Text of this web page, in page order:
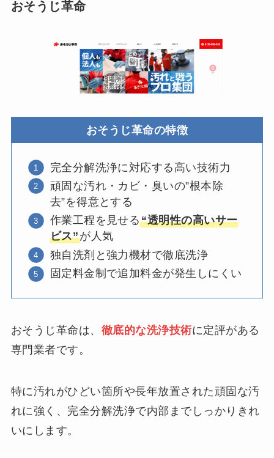
おそうじ革命
おそうじ革命の特徴
完全分解洗浄に対応する高い技術力
頑固な汚れ・カビ・臭いの”根本除
去”を得意とする
作業工程を見せる“透明性の高いサー
ビス”が人気
独自洗剤と強力機材で徹底洗浄
固定料金制で追加料金が発生しにくい
おそうじ革命は、 徹底的な洗浄技術に定評がある
専門業者です。
特に汚れがひどい箇所や長年放置された頑固な汚
れに強く、完全分解洗浄で内部までしっかりきれ
いにします。